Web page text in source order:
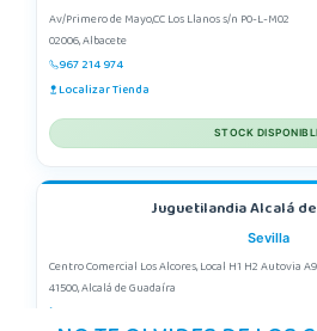
Av/Primero de Mayo,CC Los Llanos s/n P0-L-M02
02006, Albacete
967 214 974
Localizar Tienda
STOCK
Juguetilandia Alcalá
Sevilla
Centro Comercial Los Alcores, Local H1 H2 Autovia
41500, Alcalá de Guadaíra